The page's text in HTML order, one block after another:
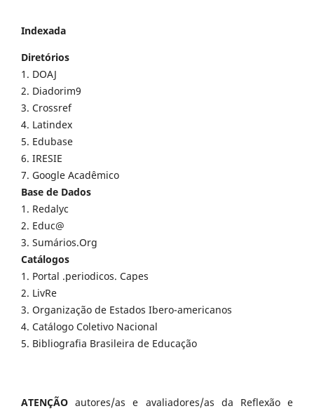
Indexada
Diretórios
1. DOAJ
2. Diadorim9
3. Crossref
4. Latindex
5. Edubase
6. IRESIE
7. Google Acadêmico
Base de Dados
1. Redalyc
2. Educ@
3. Sumários.Org
Catálogos
1. Portal .periodicos. Capes
2. LivRe
3. Organização de Estados Ibero-americanos
4. Catálogo Coletivo Nacional
5. Bibliografia Brasileira de Educação
ATENÇÃO autores/as e avaliadores/as da Reflexão e